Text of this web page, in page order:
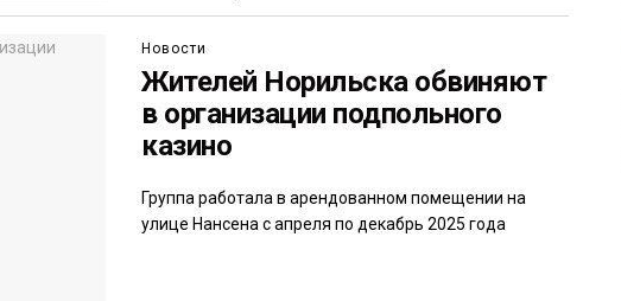
Новости
Жителей Норильска обвиняют
в организации подпольного
казино
Группа работала в арендованном помещении на
улице Нансена с апреля по декабрь 2025 года